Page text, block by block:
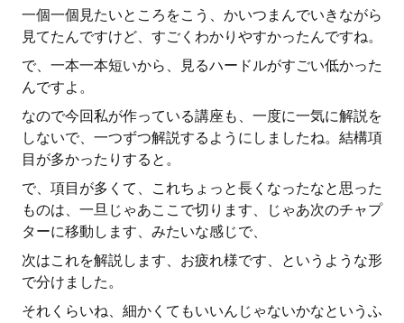
一個一個見たいところをこう、かいつまんでいきながら
見てたんですけど、すごくわかりやすかったんですね。
で、一本一本短いから、見るハードルがすごい低かった
んですよ。
なので今回私が作っている講座も、一度に一気に解説を
しないで、一つずつ解説するようにしましたね。結構項
目が多かったりすると。
で、項目が多くて、これちょっと長くなったなと思った
ものは、一旦じゃあここで切ります、じゃあ次のチャプ
ターに移動します、みたいな感じで、
次はこれを解説します、お疲れ様です、というような形
で分けました。
それくらいね、細かくてもいいんじゃないかなというふ